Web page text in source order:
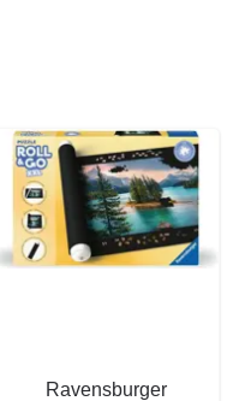
Ravensburger